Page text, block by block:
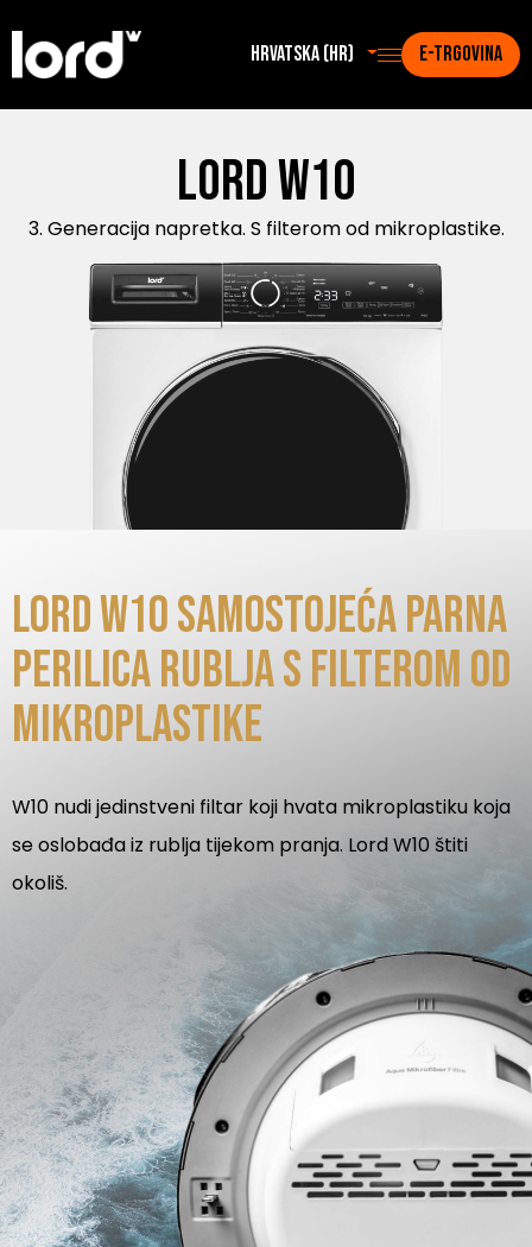
Hrvatska (hr) E-TRGOVINA
Lord W10
3. Generacija napretka. S filterom od mikroplastike.
LORD W10 samostojeća parna
perilica rublja s filterom od
mikroplastike
W10 nudi jedinstveni filtar koji hvata mikroplastiku koja
se oslobađa iz rublja tijekom pranja. Lord W10 štiti
okoliš.